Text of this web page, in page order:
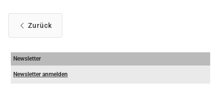
Zurück
Newsletter
Newsletter anmelden